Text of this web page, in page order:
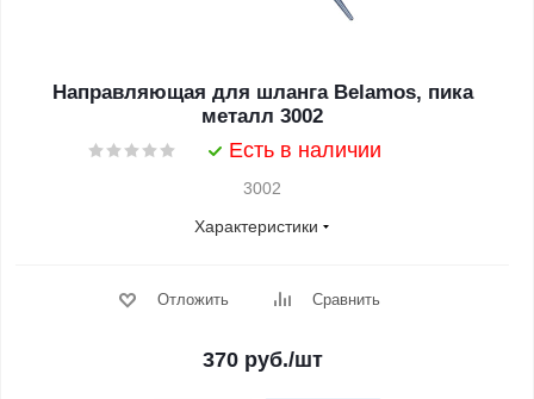
Направляющая для шланга Belamos, пика
металл 3002
Есть в наличии
3002
Характеристики
Отложить Сравнить
370 руб./шт